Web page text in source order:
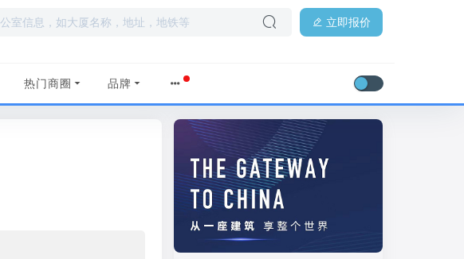
立即报价
热门商圈 品牌